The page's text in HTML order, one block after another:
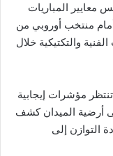
معايير المباريات
منتخب أوروبي من
والتكتيكية خلال
مؤشرات إيجابية
أرضية الميدان كشف
التوازن إلى